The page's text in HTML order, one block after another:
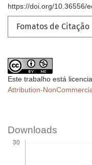
https://doi.org/10.36556/
Fomatos de Citação
Este trabalho está
Attribution-
Downloads